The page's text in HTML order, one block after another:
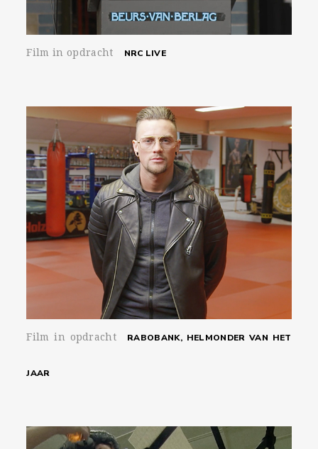
Film in opdracht NRC LIVE
Film in opdracht RABOBANK, HELMONDER VAN HET
JAAR